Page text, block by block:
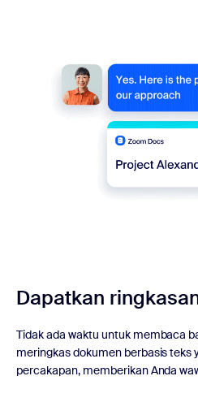
Dapatkan
Tidak ada waktu untuk membaca
meringkas dokumen berbasis teks
percakapan, memberikan Anda